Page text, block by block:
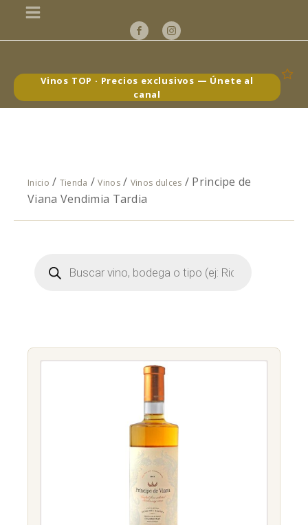
Vinos TOP · Precios exclusivos — Únete al
canal
Inicio / Tienda /Vinos/ Vinos dulces / Principe de
Viana Vendimia Tardia
Búsqueda